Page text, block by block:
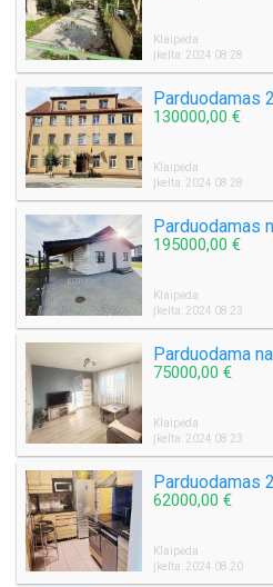
Klaipėda
Įkelta: 2024 08 28
130000,00 €
Klaipėda
Įkelta: 2024 08 28
195000,00 €
Klaipėda
Įkelta: 2024 08 23
75000,00 €
Klaipėda
Įkelta: 2024 08 23
62000,00 €
Klaipėda
Įkelta: 2024 08 20